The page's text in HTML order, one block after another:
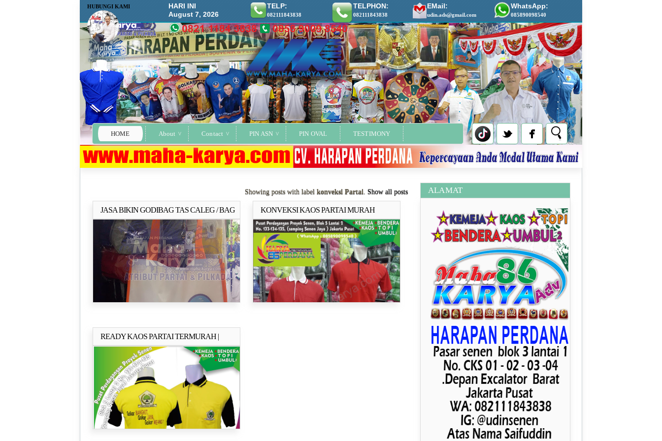
HOME About Contact PIN ASN PIN OVAL TESTIMONY
HUBUNGI KAMI
HARI INI
August 7, 2026
TELP:
082111843838
TELPHON:
082111843838
EMail:
udin.ads@gmail.com
WhatsApp:
085890098540
Showing posts with label konveksi Partai. Show all posts
JASA BIKIN GODIBAG TAS CALEG / BAG
SEMBAKO / SHOPING BAG / SISTEM
SUBLIM
Selengkapnya..
KONVEKSI KAOS PARTAI MURAH
BAHAN KATUN DAN LAKOSTE
Selengkapnya..
READY KAOS PARTAI TERMURAH |
KAOS HYGET | KAOS PE DOBLE | KAOS
KATUN | KAOS LAKOSTE
Selengkapnya..
ALAMAT